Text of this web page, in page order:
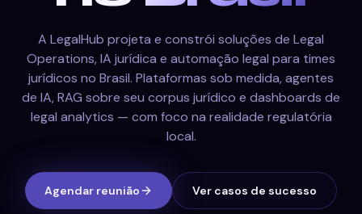
A LegalHub projeta e constrói soluções de Legal
Operations, IA jurídica e automação legal para times
jurídicos no Brasil. Plataformas sob medida, agentes
de IA, RAG sobre seu corpus jurídico e dashboards de
legal analytics — com foco na realidade regulatória
local.
Agendar reunião Ver casos de sucesso